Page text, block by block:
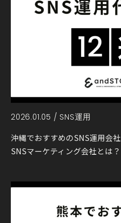
2026.01.05 / SNS運用
沖縄でおすすめのSNS運用会
SNSマーケティング会社とは？